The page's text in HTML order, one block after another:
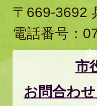
〒669-3692
電話番号：
市
お問合わ